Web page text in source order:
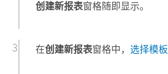
创建新报表窗格随即显示。
在创建新报表窗格中， 选择模